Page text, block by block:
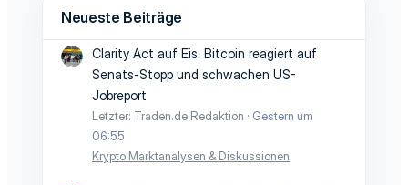
Neueste Beiträge
Clarity Act auf Eis: Bitcoin reagiert auf
Senats-Stopp und schwachen US-
Jobreport
Letzter: Traden.de Redaktion
Gestern um
06:55
Krypto Marktanalysen & Diskussionen